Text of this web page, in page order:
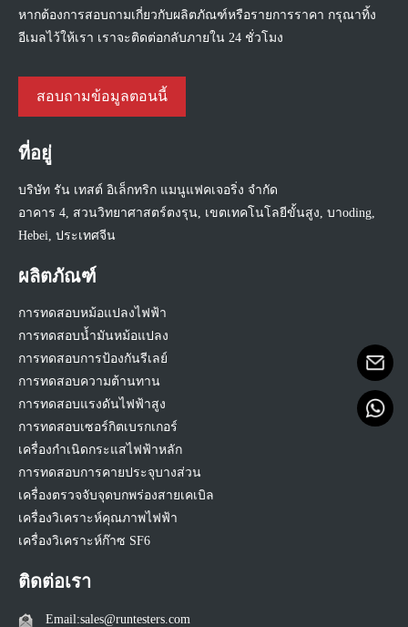
หากต้องการสอบถามเกี่ยวกับผลิตภัณฑ์หรือรายการราคา กรุณาทิ้ง
อีเมลไว้ให้เรา เราจะติดต่อกลับภายใน 24 ชั่วโมง
สอบถามข้อมูลตอนนี้
ที่อยู่
บริษัท รัน เทสต์ อิเล็กทริก แมนูแฟคเจอริ่ง จำกัด
อาคาร 4, สวนวิทยาศาสตร์ตงรุน, เขตเทคโนโลยีขั้นสูง, บาoding,
Hebei, ประเทศจีน
ผลิตภัณฑ์
การทดสอบหม้อแปลงไฟฟ้า
การทดสอบน้ำมันหม้อแปลง
การทดสอบการป้องกันรีเลย์
การทดสอบความต้านทาน
การทดสอบแรงดันไฟฟ้าสูง
การทดสอบเซอร์กิตเบรกเกอร์
เครื่องกำเนิดกระแสไฟฟ้าหลัก
การทดสอบการคายประจุบางส่วน
เครื่องตรวจจับจุดบกพร่องสายเคเบิล
เครื่องวิเคราะห์คุณภาพไฟฟ้า
เครื่องวิเคราะห์ก๊าซ SF6
ติดต่อเรา
Email:sales@runtesters.com